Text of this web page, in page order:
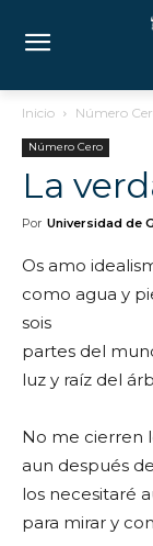
Inicio Número
Número Cero
La
Por Universidad de
Os amo
como agua y
sois
partes del
luz y raíz del
No me cierren
aun después
los necesitaré
para mirar y